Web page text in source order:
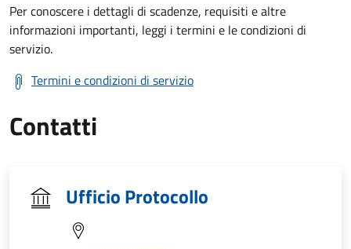
Per conoscere i dettagli di scadenze, requisiti e altre
informazioni importanti, leggi i termini e le condizioni di
servizio.
Termini e condizioni di servizio
Contatti
Ufficio Protocollo